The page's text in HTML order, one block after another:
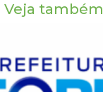
Veja também